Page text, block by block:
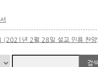
년 2월 28일 설교 인용 찬
검